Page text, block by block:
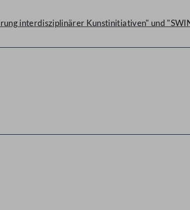
interdisziplinärer Kunstinitiativen" und